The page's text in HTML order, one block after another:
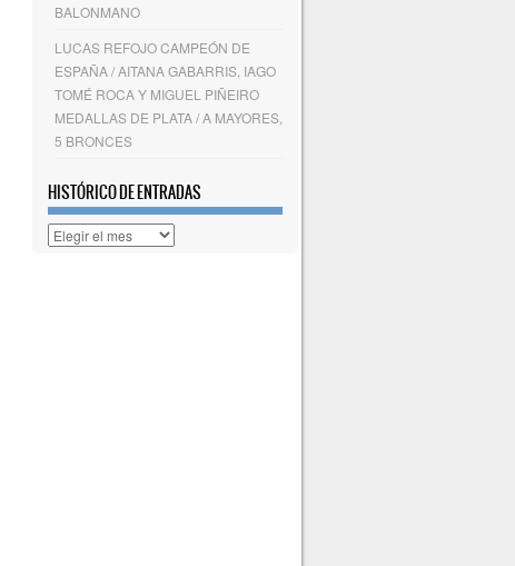
BALONMANO
LUCAS REFOJO CAMPEÓN DE
ESPAÑA / AITANA GABARRIS, IAGO
TOMÉ ROCA Y MIGUEL PIÑEIRO
MEDALLAS DE PLATA / A MAYORES,
5 BRONCES
HISTÓRICO DE ENTRADAS
Histórico